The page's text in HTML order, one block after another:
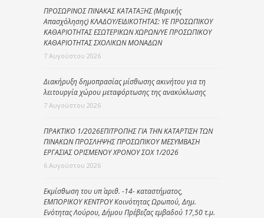
ΠΡΟΣΩΡΙΝΟΣ ΠΙΝΑΚΑΣ ΚΑΤΑΤΑΞΗΣ (Μερικής
Απασχόλησης) ΚΛΑΔΟΥ/ΕΙΔΙΚΟΤΗΤΑΣ: ΥΕ ΠΡΟΣΩΠΙΚΟΥ
ΚΑΘΑΡΙΟΤΗΤΑΣ ΕΣΩΤΕΡΙΚΩΝ ΧΩΡΩΝ/ΥΕ ΠΡΟΣΩΠΙΚΟΥ
ΚΑΘΑΡΙΟΤΗΤΑΣ ΣΧΟΛΙΚΩΝ ΜΟΝΑΔΩΝ
7 Αυγούστου 2026
Διακήρυξη δημοπρασίας μίσθωσης ακινήτου για τη
λειτουργία χώρου μεταφόρτωσης της ανακύκλωσης
7 Αυγούστου 2026
ΠΡΑΚΤΙΚΟ 1/2026ΕΠΙΤΡΟΠΗΣ ΓΙΑ ΤΗΝ ΚΑΤΑΡΤΙΣΗ ΤΩΝ
ΠΙΝΑΚΩΝ ΠΡΟΣΛΗΨΗΣ ΠΡΟΣΩΠΙΚΟΥ ΜΕΣΥΜΒΑΣΗ
ΕΡΓΑΣΙΑΣ ΟΡΙΣΜΕΝΟΥ ΧΡΟΝΟΥ ΣΟΧ 1/2026
6 Αυγούστου 2026
Εκμίσθωση του υπ΄ αριθ. -14- καταστήματος,
ΕΜΠΟΡΙΚΟΥ ΚΕΝΤΡΟΥ Κοινότητας Ωρωπού, Δημ.
Ενότητας Λούρου, Δήμου Πρέβεζας εμβαδού 17,50 τ.μ.